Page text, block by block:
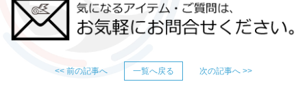
<< 前の記事へ 一覧へ戻る 次の記事へ >>